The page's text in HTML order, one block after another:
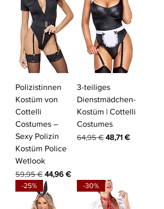
Polizistinnen
Kostüm von
Cottelli
Costumes –
Sexy Polizin
Kostüm Police
Wetlook
Standardpreis
59,95 € Sale-Preis
44,96 €
3-teiliges
Dienstmädchen-
Kostüm | Cottelli
Costumes
Standardpreis
64,95 € Sale-Preis
48,71 €
-25% -30%